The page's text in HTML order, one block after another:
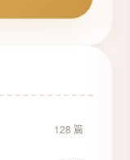
128 篇